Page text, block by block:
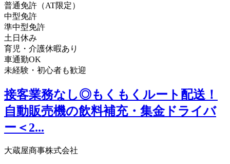
普通免許（AT限定）
中型免許
準中型免許
土日休み
育児・介護休暇あり
車通勤OK
未経験・初心者も歓迎
接客業務なし◎もくもくルート配送！
自動販売機の飲料補充・集金ドライバ
ー＜2...
大蔵屋商事株式会社